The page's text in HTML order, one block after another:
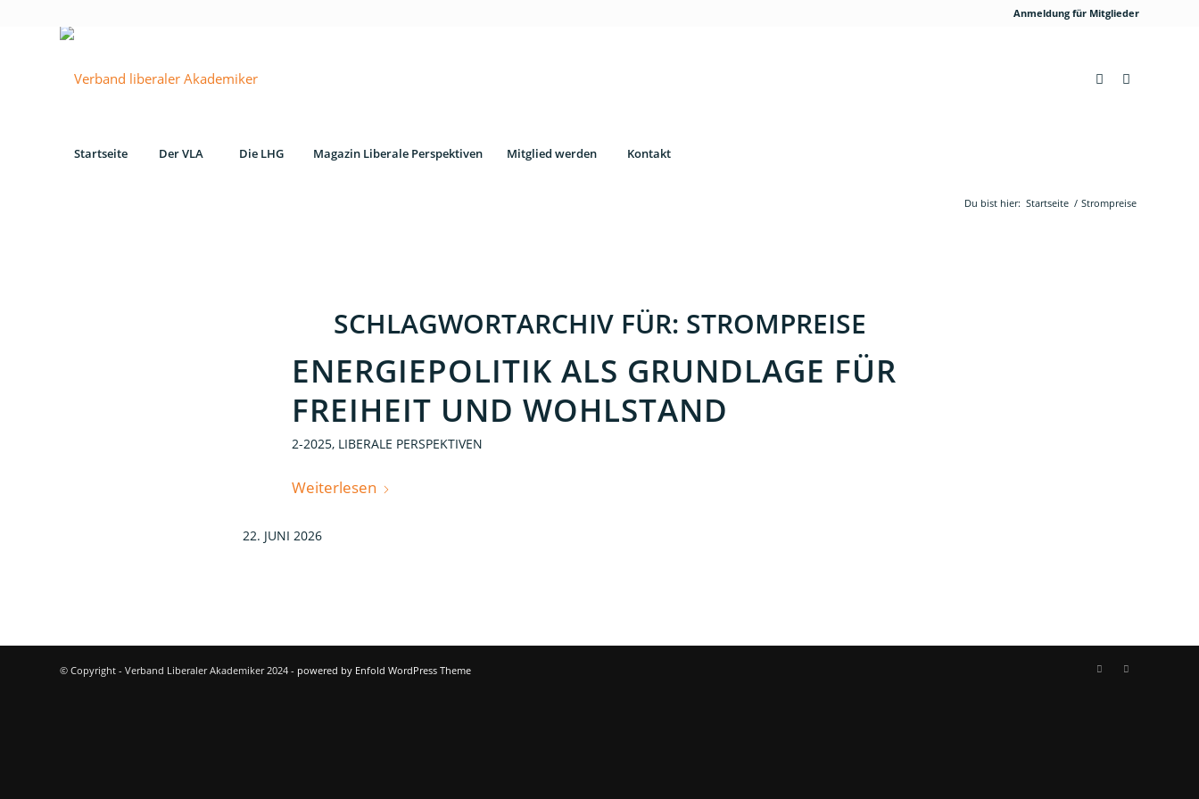
Anmeldung für Mitglieder
Startseite Der VLA Die LHG Magazin Liberale Perspektiven Mitglied werden Kontakt
Du bist hier: Startseite / Strompreise
SCHLAGWORTARCHIV FÜR: STROMPREISE
ENERGIEPOLITIK ALS GRUNDLAGE FÜR
FREIHEIT UND WOHLSTAND
2-2025, LIBERALE PERSPEKTIVEN
Weiterlesen
22. JUNI 2026
© Copyright - Verband Liberaler Akademiker 2024 - powered by Enfold WordPress Theme